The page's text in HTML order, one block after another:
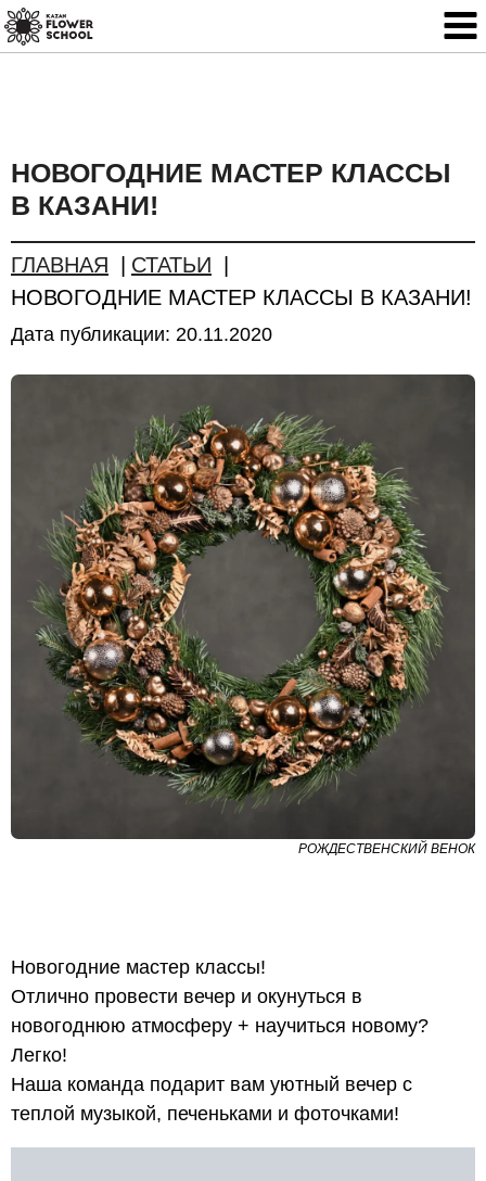
НОВОГОДНИЕ МАСТЕР КЛАССЫ
В КАЗАНИ!
ГЛАВНАЯ
СТАТЬИ
НОВОГОДНИЕ МАСТЕР КЛАССЫ В КАЗАНИ!
Дата публикации: 20.11.2020
РОЖДЕСТВЕНСКИЙ ВЕНОК
Новогодние мастер классы!
Отлично провести вечер и окунуться в
новогоднюю атмосферу + научиться новому?
Легко!
Наша команда подарит вам уютный вечер с
теплой музыкой, печеньками и фоточками!